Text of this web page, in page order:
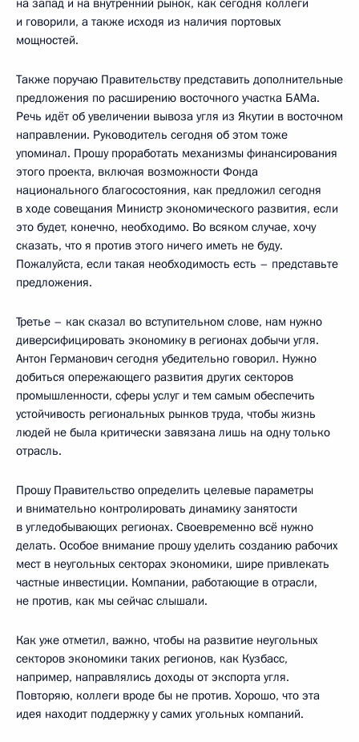
и говорили, а также исходя из наличия портовых
мощностей.
Также поручаю Правительству представить дополнительные
предложения по расширению восточного участка БАМа.
Речь идёт об увеличении вывоза угля из Якутии в восточном
направлении. Руководитель сегодня об этом тоже
упоминал. Прошу проработать механизмы финансирования
этого проекта, включая возможности Фонда
национального благосостояния, как предложил сегодня
в ходе совещания Министр экономического развития, если
это будет, конечно, необходимо. Во всяком случае, хочу
сказать, что я против этого ничего иметь не буду.
Пожалуйста, если такая необходимость есть – представьте
предложения.
Третье – как сказал во вступительном слове, нам нужно
диверсифицировать экономику в регионах добычи угля.
Антон Германович сегодня убедительно говорил. Нужно
добиться опережающего развития других секторов
промышленности, сферы услуг и тем самым обеспечить
устойчивость региональных рынков труда, чтобы жизнь
людей не была критически завязана лишь на одну только
отрасль.
Прошу Правительство определить целевые параметры
и внимательно контролировать динамику занятости
в угледобывающих регионах. Своевременно всё нужно
делать. Особое внимание прошу уделить созданию рабочих
мест в неугольных секторах экономики, шире привлекать
частные инвестиции. Компании, работающие в отрасли,
не против, как мы сейчас слышали.
Как уже отметил, важно, чтобы на развитие неугольных
секторов экономики таких регионов, как Кузбасс,
например, направлялись доходы от экспорта угля.
Повторяю, коллеги вроде бы не против. Хорошо, что эта
идея находит поддержку у самих угольных компаний.